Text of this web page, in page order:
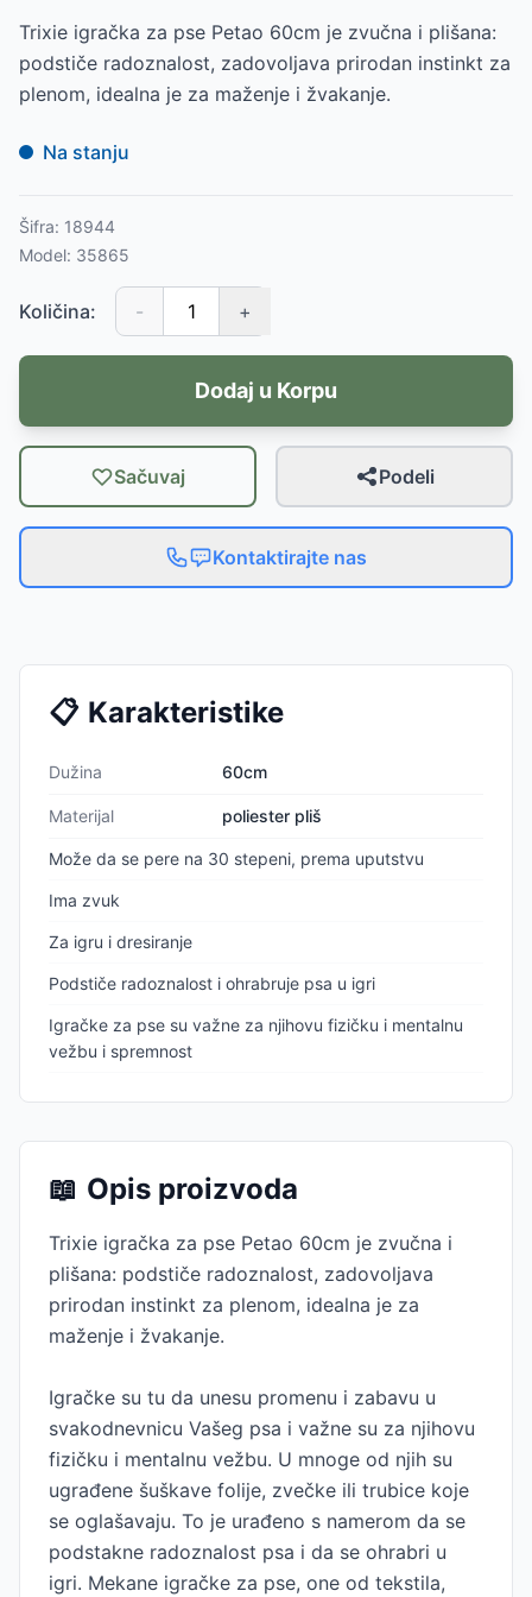
Trixie igračka za pse Petao 60cm je zvučna i plišana:
podstiče radoznalost, zadovoljava prirodan instinkt za
plenom, idealna je za maženje i žvakanje.
Na stanju
Šifra: 18944
Model: 35865
Količina: - +
Dodaj u Korpu
Sačuvaj Podeli
Kontaktirajte nas
📋 Karakteristike
Dužina 60cm
Materijal poliester pliš
Može da se pere na 30 stepeni, prema uputstvu
Ima zvuk
Za igru i dresiranje
Podstiče radoznalost i ohrabruje psa u igri
Igračke za pse su važne za njihovu fizičku i mentalnu
vežbu i spremnost
📖 Opis proizvoda
Trixie igračka za pse Petao 60cm je zvučna i
plišana: podstiče radoznalost, zadovoljava
prirodan instinkt za plenom, idealna je za
maženje i žvakanje.
Igračke su tu da unesu promenu i zabavu u
svakodnevnicu Vašeg psa i važne su za njihovu
fizičku i mentalnu vežbu. U mnoge od njih su
ugrađene šuškave folije, zvečke ili trubice koje
se oglašavaju. To je urađeno s namerom da se
podstakne radoznalost psa i da se ohrabri u
igri. Mekane igračke za pse, one od tekstila,